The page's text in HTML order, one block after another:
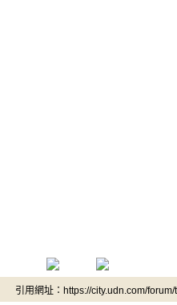
引用網址：https://city.udn.com/